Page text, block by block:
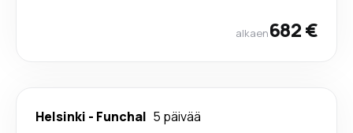
alkaen682 €
Helsinki - Funchal 5 päivää